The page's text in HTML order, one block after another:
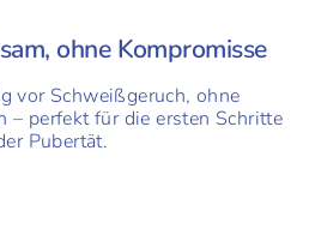
ohne Kompromisse
vor Schweißgeruch, ohne
– perfekt für die ersten Schritte
Pubertät.